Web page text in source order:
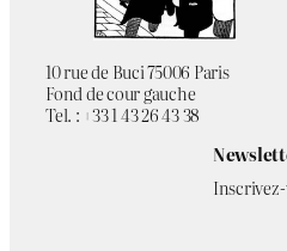
10 rue de Buci 75006 Paris
Fond de cour gauche
Tel. : +33 1 43 26 43 38